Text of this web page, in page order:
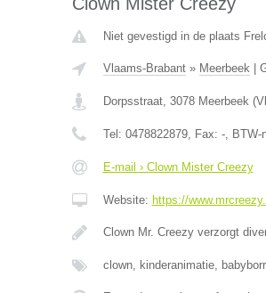
Niet gevestigd in de plaats
Vlaams-Brabant» Meerbeek|
Dorpsstraat, 3078 Meerbeek(
Tel: 0478822879, Fax: -, BTW-
E-mail › Clown Mister Creezy
Website: https://
Clown Mr. Creezy verzorgt
clown, kinderanimatie,